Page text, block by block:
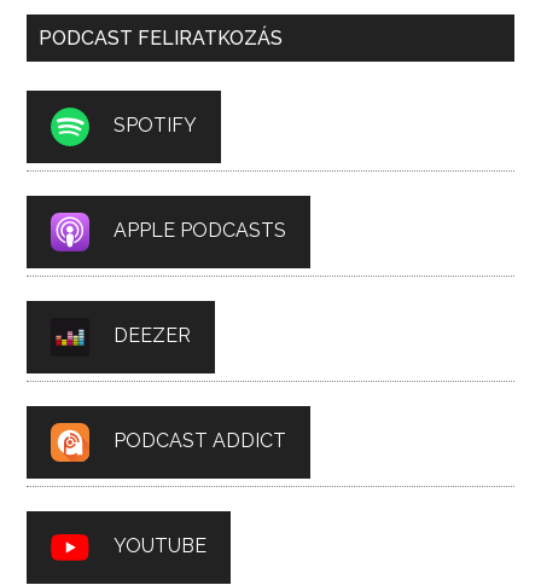
PODCAST FELIRATKOZÁS
SPOTIFY
APPLE PODCASTS
DEEZER
PODCAST ADDICT
YOUTUBE